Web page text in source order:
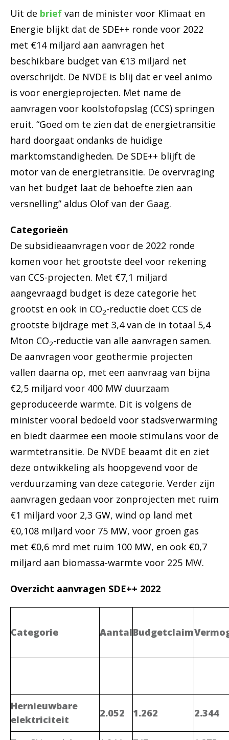
Uit de brief van de minister voor Klimaat en
Energie blijkt dat de SDE++ ronde voor 2022
met €14 miljard aan aanvragen het
beschikbare budget van €13 miljard net
overschrijdt. De NVDE is blij dat er veel animo
is voor energieprojecten. Met name de
aanvragen voor koolstofopslag (CCS) springen
eruit. “Goed om te zien dat de energietransitie
hard doorgaat ondanks de huidige
marktomstandigheden. De SDE++ blijft de
motor van de energietransitie. De overvraging
van het budget laat de behoefte zien aan
versnelling” aldus Olof van der Gaag.
Categorieën
De subsidieaanvragen voor de 2022 ronde
komen voor het grootste deel voor rekening
van CCS-projecten. Met €7,1 miljard
aangevraagd budget is deze categorie het
grootst en ook in CO2-reductie doet CCS de
grootste bijdrage met 3,4 van de in totaal 5,4
Mton CO2-reductie van alle aanvragen samen.
De aanvragen voor geothermie projecten
vallen daarna op, met een aanvraag van bijna
€2,5 miljard voor 400 MW duurzaam
geproduceerde warmte. Dit is volgens de
minister vooral bedoeld voor stadsverwarming
en biedt daarmee een mooie stimulans voor de
warmtetransitie. De NVDE beaamt dit en ziet
deze ontwikkeling als hoopgevend voor de
verduurzaming van deze categorie. Verder zijn
aanvragen gedaan voor zonprojecten met ruim
€1 miljard voor 2,3 GW, wind op land met
€0,108 miljard voor 75 MW, voor groen gas
met €0,6 mrd met ruim 100 MW, en ook €0,7
miljard aan biomassa-warmte voor 225 MW.
Overzicht aanvragen SDE++ 2022
Categorie AantalBudgetclaim
Hernieuwbare
elektriciteit
2.052 1.262 2.344